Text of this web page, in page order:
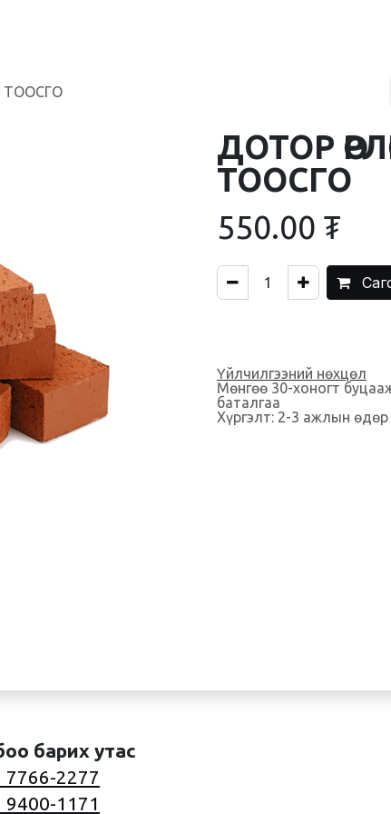
ТООСГО
ДОТОР
ТООСГО
550.00 ₮
Үйлчилгээний нөхцөл
Мөнгөө 30-хоногт
баталгаа
Хүргэлт: 2-3 ажлын өдөр
барих утас
7766-2277
9400-1171